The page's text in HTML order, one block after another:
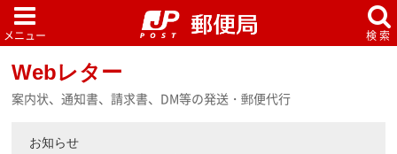
Webレター
案内状、通知書、請求書、DM等の発送・郵便代行
お知らせ